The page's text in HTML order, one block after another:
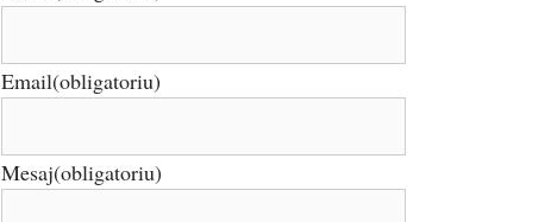
Email(obligatoriu)
Mesaj(obligatoriu)